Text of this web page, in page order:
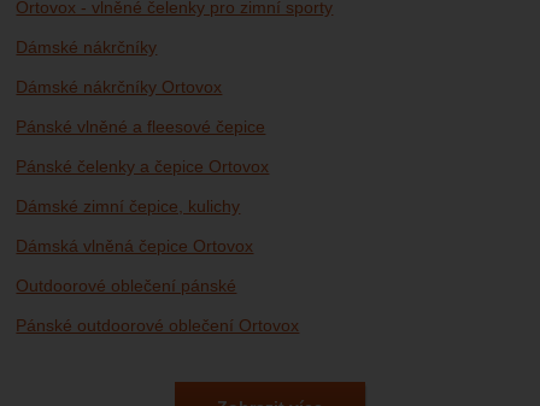
Ortovox - vlněné čelenky pro zimní sporty
Dámské nákrčníky
Dámské nákrčníky Ortovox
Pánské vlněné a fleesové čepice
Pánské čelenky a čepice Ortovox
Dámské zimní čepice, kulichy
Dámská vlněná čepice Ortovox
Outdoorové oblečení pánské
Pánské outdoorové oblečení Ortovox